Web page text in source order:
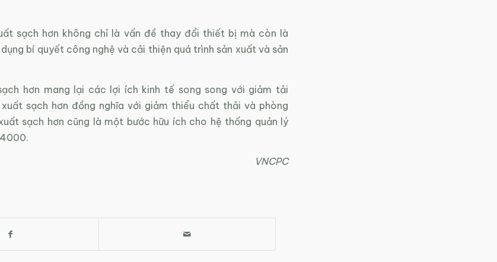
sạch hơn không chỉ là vấn đề thay đổi thiết bị mà còn là
bí quyết công nghệ và cải thiện quá trình sản xuất và sản
hơn mang lại các lợi ích kinh tế song song với giảm tải
xuất sạch hơn đồng nghĩa với giảm thiểu chất thải và phòng
sạch hơn cũng là một bước hữu ích cho hệ thống quản lý
VNCPC